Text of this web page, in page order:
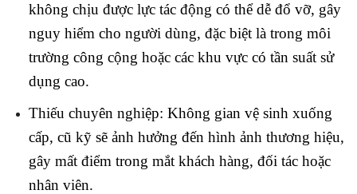
không chịu được lực tác động có thể dễ đổ vỡ, gây
nguy hiểm cho người dùng, đặc biệt là trong môi
trường công cộng hoặc các khu vực có tần suất sử
dụng cao.
Thiếu chuyên nghiệp: Không gian vệ sinh xuống
cấp, cũ kỹ sẽ ảnh hưởng đến hình ảnh thương hiệu,
gây mất điểm trong mắt khách hàng, đối tác hoặc
nhân viên.